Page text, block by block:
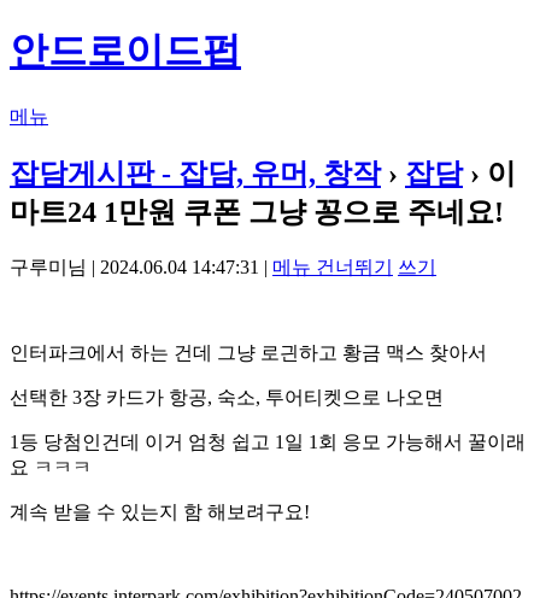
안드로이드펍
메뉴
잡담게시판 - 잡담, 유머, 창작› 잡담› 이
마트24 1만원 쿠폰 그냥 꽁으로 주네요!
구루미님 | 2024.06.04 14:47:31 | 메뉴 건너뛰기 쓰기
인터파크에서 하는 건데 그냥 로긘하고 황금 맥스 찾아서
선택한 3장 카드가 항공, 숙소, 투어티켓으로 나오면
1등 당첨인건데 이거 엄청 쉽고 1일 1회 응모 가능해서 꿀이래
요 ㅋㅋㅋ
계속 받을 수 있는지 함 해보려구요!